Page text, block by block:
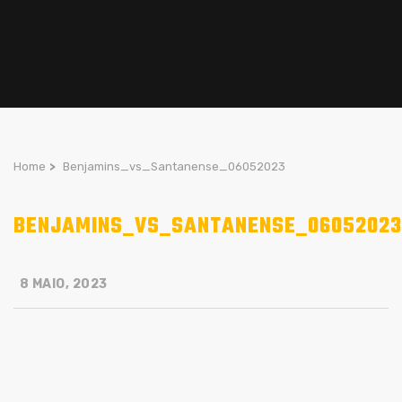
Home > Benjamins_vs_Santanense_06052023
BENJAMINS_VS_SANTANENSE_06052023
8 MAIO, 2023